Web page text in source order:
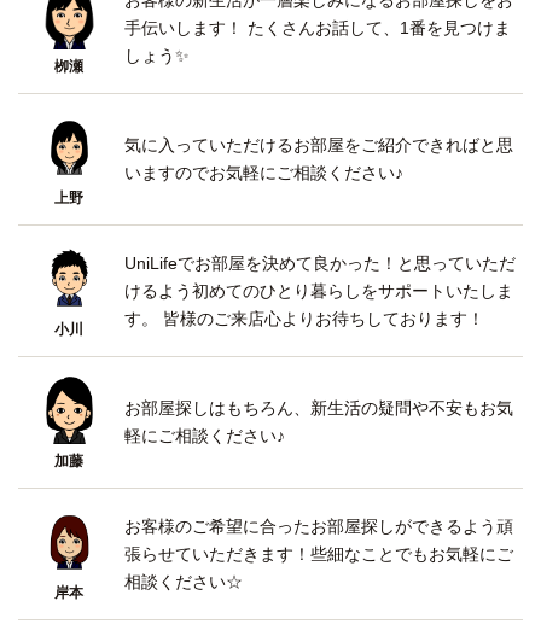
栁瀬
手伝いします！ たくさんお話して、1番を見つけま
しょう✨
上野
気に入っていただけるお部屋をご紹介できればと思
いますのでお気軽にご相談ください♪
小川
UniLifeでお部屋を決めて良かった！と思っていただ
けるよう初めてのひとり暮らしをサポートいたしま
す。 皆様のご来店心よりお待ちしております！
加藤
お部屋探しはもちろん、新生活の疑問や不安もお気
軽にご相談ください♪
岸本
お客様のご希望に合ったお部屋探しができるよう頑
張らせていただきます！些細なことでもお気軽にご
相談ください☆